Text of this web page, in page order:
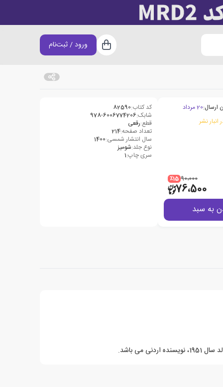
سبد خرید
ورود / ثبت‌نام
ارسال:20 مرداد
انبار نشر
90،000 ٪15
76،500
به سبد
کد کتاب:82590
شابک:978-6006774206
قطع:رقعی
تعداد صفحه:214
سال انتشار شمسی:1400
نوع جلد:شومیز
سری چاپ:1